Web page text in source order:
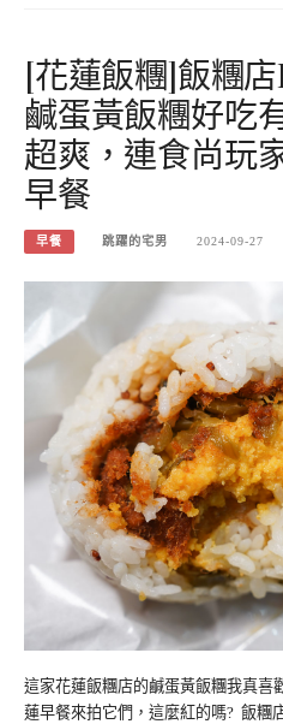
[花蓮飯糰]飯糰
鹹蛋黃飯糰好吃
超爽，連食尚玩
早餐
早餐 跳躍的宅男 2024-09-27
這家花蓮飯糰店的鹹蛋黃飯糰我真喜
蓮早餐來拍它們，這麼紅的嗎? 飯糰